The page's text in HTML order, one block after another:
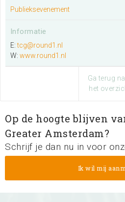
Publieksevenement
Informatie
E:tcg@round1.nl
W: www.round1.nl
Ga terug
het
Op de hoogte blijven
Greater Amsterdam?
Schrijf je dan nu in voor